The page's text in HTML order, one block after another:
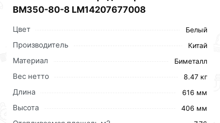
BM350-80-8 LM14207677008
Цвет Белый
Производитель Китай
Материал Биметалл
Вес нетто 8.47 кг
Длина 616 мм
Высота 406 мм